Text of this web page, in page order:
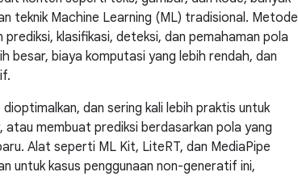
teknik Machine Learning (ML) tradisional. Metode
klasifikasi, deteksi, dan pemahaman pola
besar, biaya komputasi yang lebih rendah, dan
dan sering kali lebih praktis untuk
membuat prediksi berdasarkan pola yang
Alat seperti ML Kit, LiteRT, dan MediaPipe
untuk kasus penggunaan non-generatif ini,